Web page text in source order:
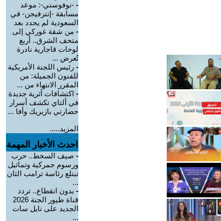
- -نوفوستي-: موعد
مسابقة -إنترفيجن- في
السعودية لم يحدد بعد
- من شقة غوركي إلى
متحف الشرق.. أربع
لوحات قاجارية نادرة
تُعرض ...
- رئيس اللجنة الأمريكية
للفنون الجميلة: من
المقرر الانتهاء من ...
- اكتشافات أثرية جديدة
في ألتاي تكشف أسرار
حضارتي بازيريك وأفا ...
المزيد.....
احدث الأخبار المهمة
- صيف السخط.. حرب
ورسوم جمركية وتماثيل
تبتلع رئاسة ترامب الثان
...
- بدون انقطاع.. تردد
قناة طيور الجنة 2026
الجديد على نايل سات
...